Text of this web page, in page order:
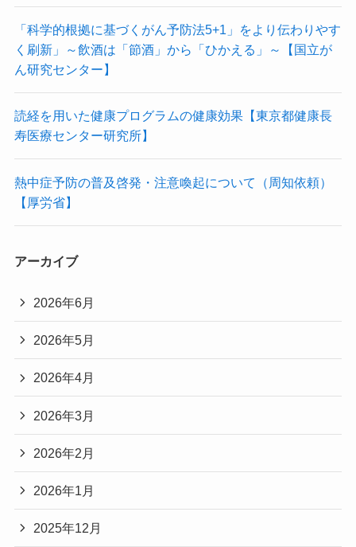
「科学的根拠に基づくがん予防法5+1」をより伝わりやす
く刷新」～飲酒は「節酒」から「ひかえる」～【国立が
ん研究センター】
読経を用いた健康プログラムの健康効果【東京都健康長
寿医療センター研究所】
熱中症予防の普及啓発・注意喚起について（周知依頼）
【厚労省】
アーカイブ
2026年6月
2026年5月
2026年4月
2026年3月
2026年2月
2026年1月
2025年12月